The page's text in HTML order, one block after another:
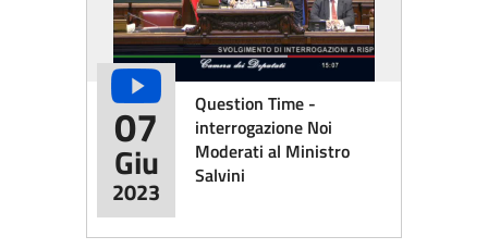
Question Time -
interrogazione Noi
Moderati al Ministro
Salvini
07
Giu
2023